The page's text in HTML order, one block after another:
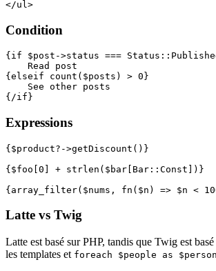
Condition
{if $post->status ===
    Read post
{elseif count($posts) > 0}
    See other posts
Expressions
{$product?->getDiscount()}
{$foo[0] + strlen($bar[Bar::Const])}
Latte vs Twig
Latte est basé sur PHP, tandis que Twig est
les templates et foreach $people as $person